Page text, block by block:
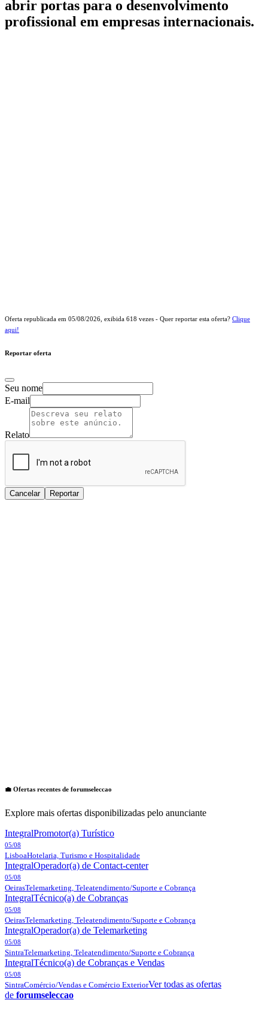
abrir portas para o desenvolvimento
profissional em empresas internacionais.
Oferta republicada em 05/08/2026 , exibida 618 vezes - Quer reportar esta oferta? Clique
aqui!
Reportar oferta
Seu nome
E-mail
Relato
Cancelar Reportar
💼 Ofertas recentes de forumseleccao
Explore mais ofertas disponibilizadas pelo anunciante
IntegralPromotor(a) Turístico
05/08
LisboaHotelaria, Turismo e Hospitalidade
IntegralOperador(a) de Contact-center
05/08
OeirasTelemarketing, Teleatendimento/Suporte e Cobrança
IntegralTécnico(a) de Cobranças
05/08
OeirasTelemarketing, Teleatendimento/Suporte e Cobrança
IntegralOperador(a) de Telemarketing
05/08
SintraTelemarketing, Teleatendimento/Suporte e Cobrança
IntegralTécnico(a) de Cobranças e Vendas
05/08
SintraComércio/Vendas e Comércio ExteriorVer todas as ofertas
de forumseleccao